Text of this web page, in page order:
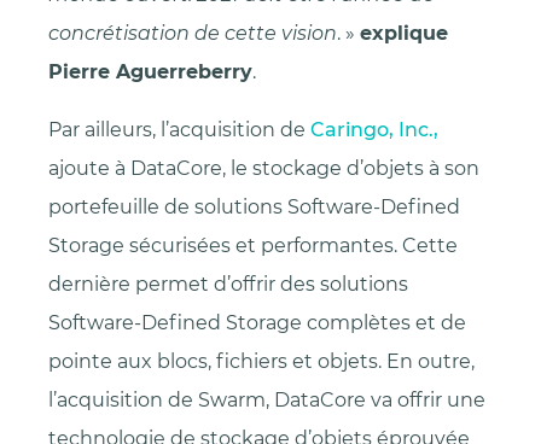
concrétisation de cette vision. » explique
Pierre Aguerreberry.
Par ailleurs, l’acquisition de Caringo, Inc.,
ajoute à DataCore, le stockage d’objets à son
portefeuille de solutions Software-Defined
Storage sécurisées et performantes. Cette
dernière permet d’offrir des solutions
Software-Defined Storage complètes et de
pointe aux blocs, fichiers et objets. En outre,
l’acquisition de Swarm, DataCore va offrir une
technologie de stockage d’objets éprouvée